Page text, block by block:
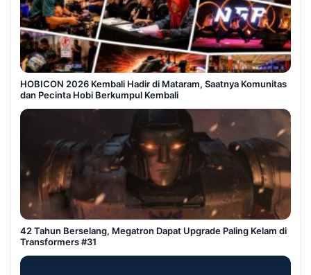
HOBICON 2026 Kembali Hadir di Mataram, Saatnya Komunitas
dan Pecinta Hobi Berkumpul Kembali
42 Tahun Berselang, Megatron Dapat Upgrade Paling Kelam di
Transformers #31